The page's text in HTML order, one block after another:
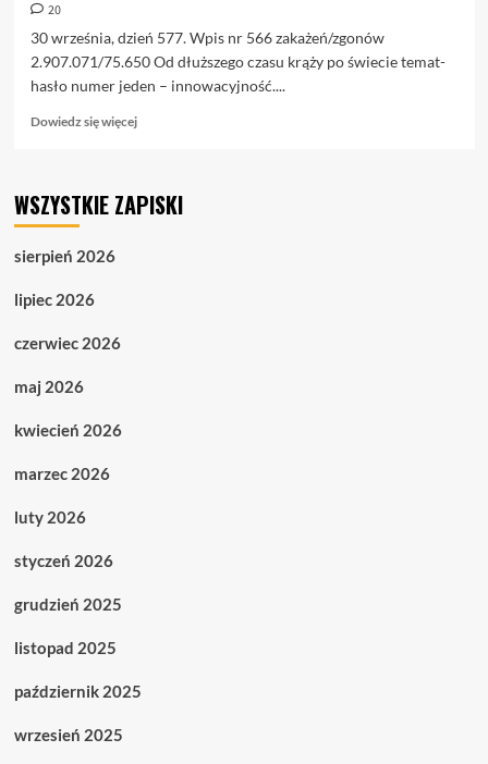
20
30 września, dzień 577. Wpis nr 566 zakażeń/zgonów
2.907.071/75.650 Od dłuższego czasu krąży po świecie temat-
hasło numer jeden – innowacyjność....
Dowiedz się więcejDowiedz
30.09.
WSZYSTKIE ZAPISKI
sierpień 2026
lipiec 2026
czerwiec 2026
maj 2026
kwiecień 2026
marzec 2026
luty 2026
styczeń 2026
grudzień 2025
listopad 2025
październik 2025
wrzesień 2025